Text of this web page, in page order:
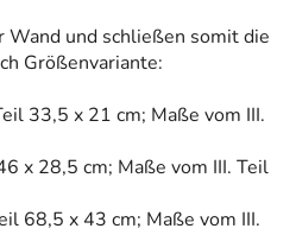
Wand und schließen somit die
Größenvariante:
33,5 x 21 cm; Maße vom III.
x 28,5 cm; Maße vom III. Teil
68,5 x 43 cm; Maße vom III.